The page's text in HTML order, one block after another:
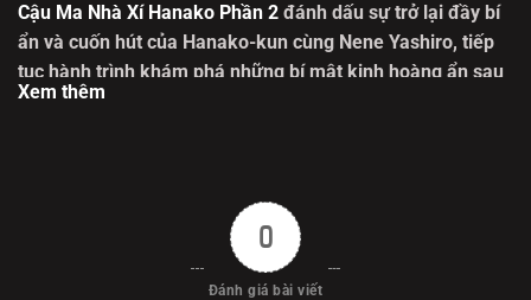
Cậu Ma Nhà Xí Hanako Phần 2 đánh dấu sự trở lại đầy bí
ẩn và cuốn hút của Hanako-kun cùng Nene Yashiro, tiếp
tục hành trình khám phá những bí mật kinh hoàng ẩn sau
Bảy Điều Bí Ẩn
quan hệ giữa cậu và Nene trở nên phức tạp và giàu cảm
xúc hơn. Sự xuất hiện của những nhân vật mới cùng hàng
loạt bí ẩn chưa từng được giải đáp hứa hẹn mang đến
Xem thêm
0
Đánh giá bài viết